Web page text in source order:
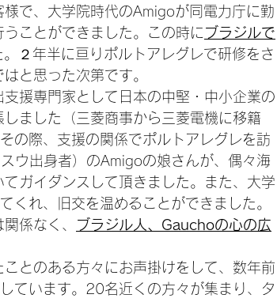
で、大学院時代のAmigoが同電力庁に勤
ことができました。この時に ブラジルで
２年半に亘りポルトアレグレで研修をさ
と思った次第です。
援専門家として日本の中堅・中小企業の
ました（三菱商事から三菱電機に移籍
の際、支援の関係でポルトアレグレを訪
ウ出身者）のAmigoの娘さんが、偶々海
ガイダンスして頂きました。また、大学
くれ、旧交を温めることができました。
係なく、
ブラジル人、Gauchoの心の広
とのある方々にお声掛けをして、数年前
ています。20名近くの方々が集まり、タ